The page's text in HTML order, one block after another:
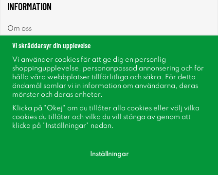
INFORMATION
Om oss
Nyhetsbrev
Om cookies
Inspiration
Vi skräddarsyr din upplevelse
Vi använder cookies för att ge dig en personlig
shoppingupplevelse, personanpassad annonsering och för
hålla våra webbplatser tillförlitliga och säkra. För detta
ändamål samlar vi in information om användarna, deras
mönster och deras enheter.
Klicka på "Okej" om du tillåter alla cookies eller välj vilka
cookies du tillåter och vilka du vill stänga av genom att
klicka på "Inställningar" nedan.
Inställningar